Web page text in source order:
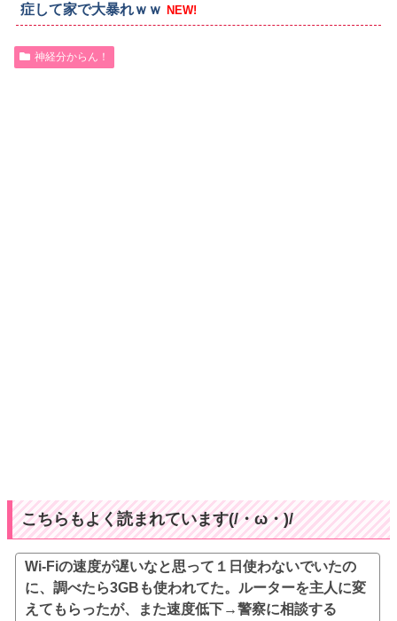
症して家で大暴れｗｗ NEW!
神経分からん！
こちらもよく読まれています(/・ω・)/
Wi-Fiの速度が遅いなと思って１日使わないでいたの
に、調べたら3GBも使われてた。ルーターを主人に変
えてもらったが、また速度低下→警察に相談する